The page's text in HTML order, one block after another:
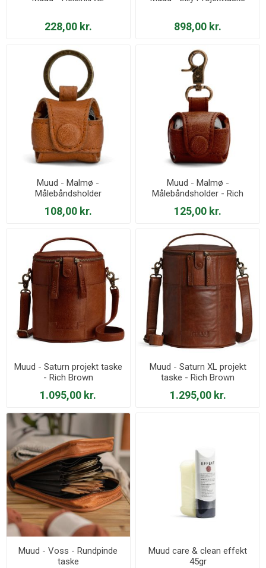
228,00 kr. 898,00 kr.
Muud - Malmø -
Målebåndsholder
108,00 kr.
Muud - Malmø -
Målebåndsholder - Rich
125,00 kr.
Muud - Saturn projekt taske
- Rich Brown
1.095,00 kr.
Muud - Saturn XL projekt
taske - Rich Brown
1.295,00 kr.
Muud - Voss - Rundpinde
taske
Muud care & clean effekt
45gr